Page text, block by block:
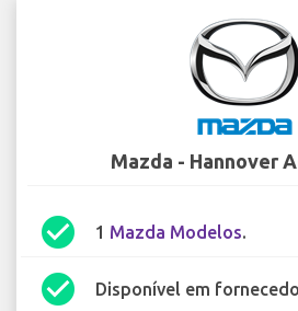
Mazda - Hannover
check_circle 1 Mazda Modelos.
check_circle Disponível em